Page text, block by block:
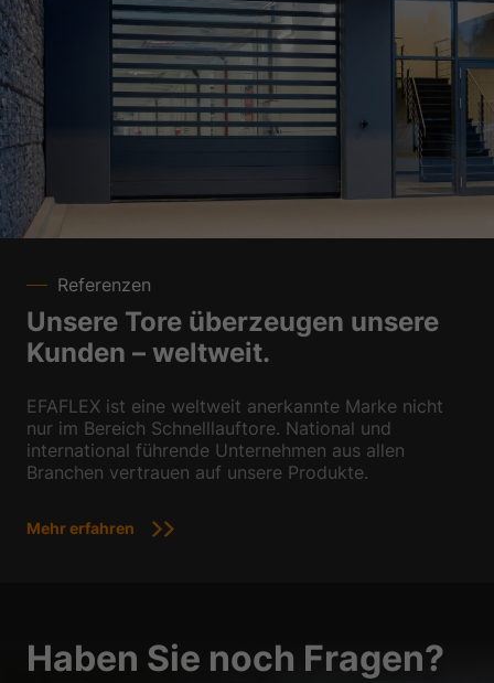
Referenzen
Unsere Tore überzeugen unsere
Kunden – weltweit.
EFAFLEX ist eine weltweit anerkannte Marke nicht
nur im Bereich Schnelllauftore. National und
international führende Unternehmen aus allen
Branchen vertrauen auf unsere Produkte.
Mehr erfahren
Haben Sie noch Fragen?